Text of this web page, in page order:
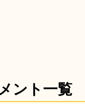
ント一覧